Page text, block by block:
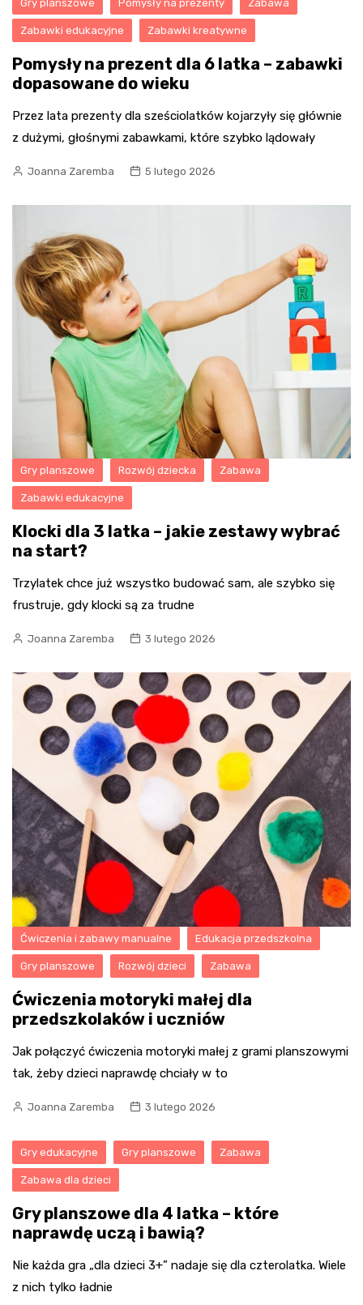
Gry planszowe Pomysły na prezenty Zabawa
Zabawki edukacyjne Zabawki kreatywne
Pomysły na prezent dla 6 latka – zabawki
dopasowane do wieku
Przez lata prezenty dla sześciolatków kojarzyły się głównie
z dużymi, głośnymi zabawkami, które szybko lądowały
Joanna Zaremba 5 lutego 2026
Gry planszowe Rozwój dziecka Zabawa
Zabawki edukacyjne
Klocki dla 3 latka – jakie zestawy wybrać
na start?
Trzylatek chce już wszystko budować sam, ale szybko się
frustruje, gdy klocki są za trudne
Joanna Zaremba 3 lutego 2026
Ćwiczenia i zabawy manualne Edukacja przedszkolna
Gry planszowe Rozwój dzieci Zabawa
Ćwiczenia motoryki małej dla
przedszkolaków i uczniów
Jak połączyć ćwiczenia motoryki małej z grami planszowymi
tak, żeby dzieci naprawdę chciały w to
Joanna Zaremba 3 lutego 2026
Gry edukacyjne Gry planszowe Zabawa
Zabawa dla dzieci
Gry planszowe dla 4 latka – które
naprawdę uczą i bawią?
Nie każda gra „dla dzieci 3+” nadaje się dla czterolatka. Wiele
z nich tylko ładnie